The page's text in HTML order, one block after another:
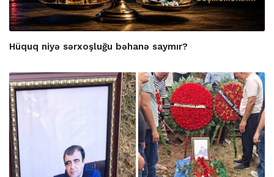
Hüquq niyə sərxoşluğu bəhanə saymır?